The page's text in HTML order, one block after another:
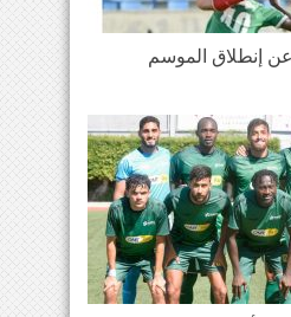
عن إنطلاق الموسم